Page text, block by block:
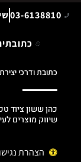
03-6138810
כתובתינו:
כתובת ודרכי
כהן ששון ציוד
שיווק מוצרים
הצהרת